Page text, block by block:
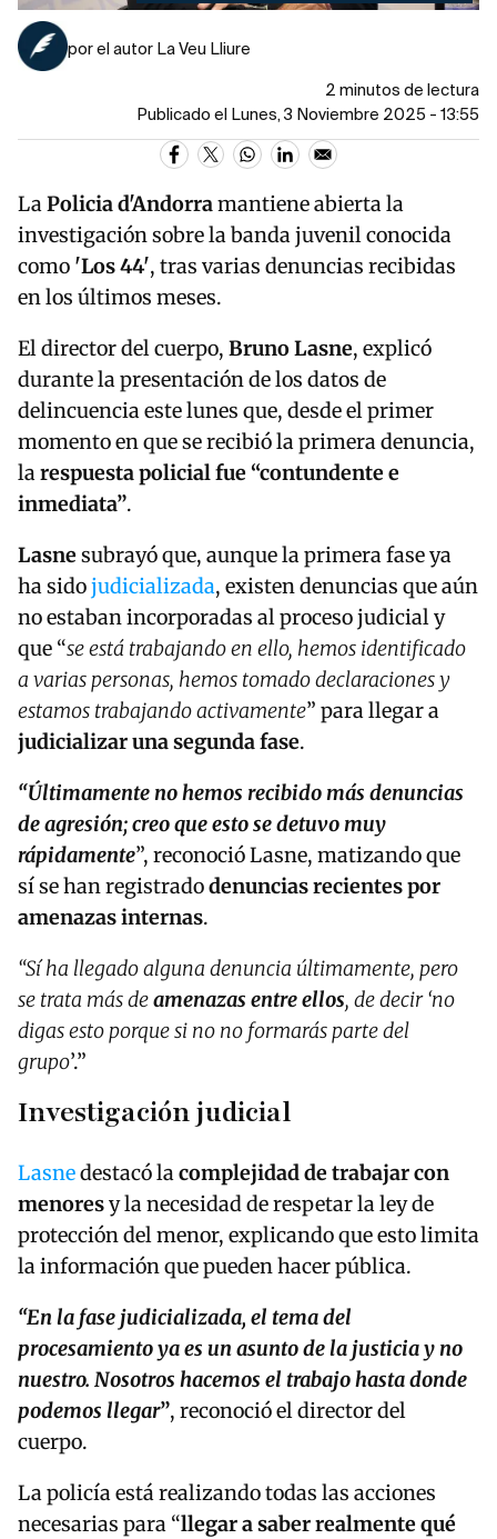
por el autor La Veu Lliure
2 minutos de lectura
Publicado el Lunes, 3 Noviembre 2025 - 13:55
LaPolicia d'Andorramantiene abierta la
investigación sobre la banda juvenil conocida
como 'Los 44', tras varias denuncias recibidas
en los últimos meses.
El director del cuerpo, Bruno Lasne, explicó
durante la presentación de los datos de
delincuencia este lunes que, desde el primer
momento en que se recibió la primera denuncia,
larespuesta policial fue “contundente e
inmediata”.
Lasnesubrayó que, aunque la primera fase ya
ha sidojudicializada, existen denuncias que aún
no estaban incorporadas al proceso judicial y
que “se está trabajando en ello, hemos identificado
a varias personas, hemos tomado declaraciones y
estamos trabajando activamente” para llegar a
judicializar una segunda fase.
“Últimamente no hemos recibido más denuncias
de agresión; creo que esto se detuvo muy
rápidamente”, reconoció Lasne, matizando que
sí se han registradodenuncias recientes por
amenazas internas.
“Sí ha llegado alguna denuncia últimamente, pero
se trata más deamenazas entre ellos, de decir ‘no
digas esto porque si no no formarás parte del
grupo’.”
Investigación judicial
Lasnedestacó lacomplejidad de trabajar con
menoresy la necesidad de respetar la ley de
protección del menor, explicando que esto limita
la información que pueden hacer pública.
“En la fase judicializada, el tema del
procesamiento ya es un asunto de la justicia y no
nuestro. Nosotros hacemos el trabajo hasta donde
podemos llegar”, reconoció el director del
cuerpo.
La policía está realizando todas las acciones
necesarias para “llegar a saber realmente qué